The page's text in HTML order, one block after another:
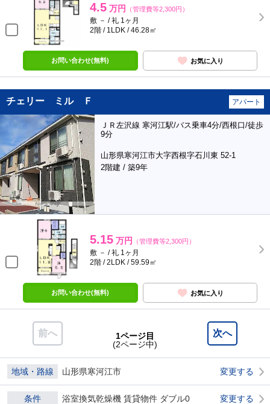
4.5 万円 （管理費等2,300円）
敷 － / 礼 1ヶ月
2階 / 1LDK / 46.28㎡
お問い合わせ(無料) お気に入り
チェリー ミル Ｆ アパート
ＪＲ左沢線 寒河江駅/バス乗車4分/西根口/徒歩
9分
山形県寒河江市大字西根字石川東 52-1
2階建 / 築9年
5.15 万円 （管理費等2,300円）
敷 － / 礼 1ヶ月
2階 / 2LDK / 59.59㎡
お問い合わせ(無料) お気に入り
前へ 次へ
1ページ目
(2ページ中)
地域・路線 山形県寒河江市 変更する
条件 浴室換気乾燥機 賃貸物件 ダブル0 変更する